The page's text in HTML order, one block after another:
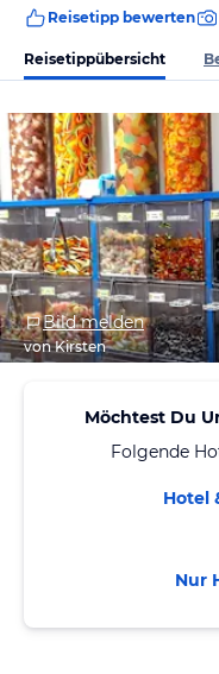
Reisetipp bewerten
Reisetippübersicht
Bild melden
von Kirsten
Möchtest Du
Folgende
Hotel
Nur